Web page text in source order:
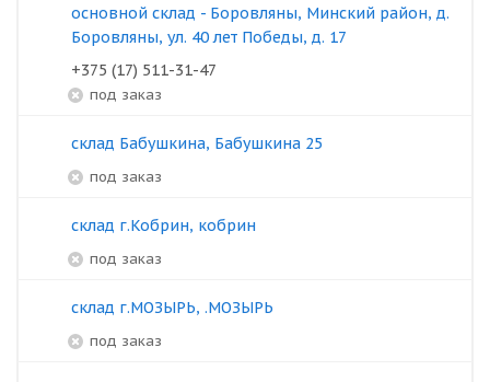
основной склад - Боровляны, Минский район, д.
Боровляны, ул. 40 лет Победы, д. 17
+375 (17) 511-31-47
под заказ
склад Бабушкина, Бабушкина 25
под заказ
склад г.Кобрин, кобрин
под заказ
склад г.МОЗЫРЬ, .МОЗЫРЬ
под заказ